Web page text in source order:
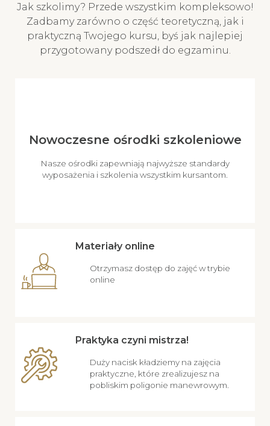
Jak szkolimy? Przede wszystkim kompleksowo!
Zadbamy zarówno o część teoretyczną, jak i
praktyczną Twojego kursu, byś jak najlepiej
przygotowany podszedł do egzaminu.
Nowoczesne ośrodki szkoleniowe
Nasze ośrodki zapewniają najwyższe standardy
wyposażenia i szkolenia wszystkim kursantom.
Materiały online
Otrzymasz dostęp do zajęć w trybie
online
Praktyka czyni mistrza!
Duży nacisk kładziemy na zajęcia
praktyczne, które zrealizujesz na
pobliskim poligonie manewrowym.